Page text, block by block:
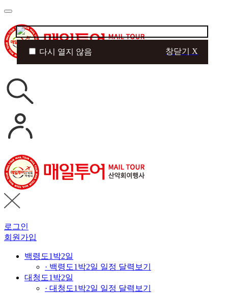
로그인
회원가입
백령도1박2일
· 백령도1박2일 일정 달력보기
대청도1박2일
· 대청도1박2일 일정 달력보기
다시 열지 않음 창닫기 X